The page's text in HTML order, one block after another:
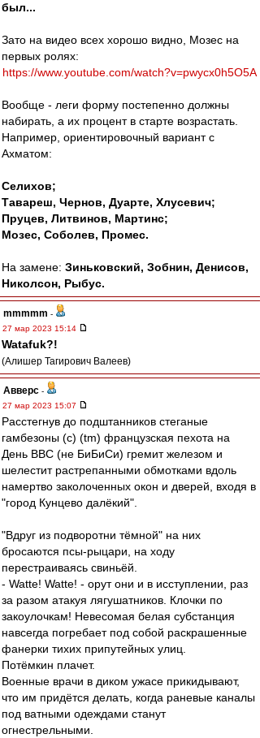
был...
Зато на видео всех хорошо видно, Мозес на
первых ролях:
https://www.youtube.com/watch?v=pwycx0h5O5A
Вообще - леги форму постепенно должны
набирать, а их процент в старте возрастать.
Например, ориентировочный вариант с
Ахматом:
Селихов;
Тавареш, Чернов, Дуарте, Хлусевич;
Пруцев, Литвинов, Мартинс;
Мозес, Соболев, Промес.
На замене: Зиньковский, Зобнин, Денисов,
Николсон, Рыбус.
mmmmm -
27 мар 2023 15:14
Watafuk?!
(Алишер Тагирович Валеев)
Авверс -
27 мар 2023 15:07
Расстегнув до подштанников стеганые
гамбезоны (с) (tm) французская пехота на
День ВВС (не БиБиСи) гремит железом и
шелестит растрепанными обмотками вдоль
намертво заколоченных окон и дверей, входя в
"город Кунцево далёкий".
"Вдруг из подворотни тёмной" на них
бросаются псы-рыцари, на ходу
перестраиваясь свиньёй.
- Watte! Watte! - орут они и в исступлении, раз
за разом атакуя лягушатников. Клочки по
закоулочкам! Невесомая белая субстанция
навсегда погребает под собой раскрашенные
фанерки тихих припутейных улиц.
Потёмкин плачет.
Военные врачи в диком ужасе прикидывают,
что им придётся делать, когда раневые каналы
под ватными одеждами станут
огнестрельными.